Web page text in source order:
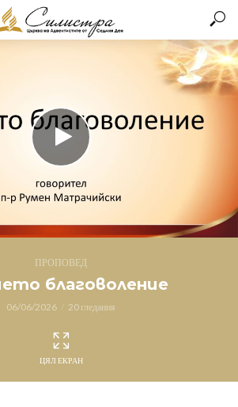
ПРОПОВЕД
благоволение
06/06/2026 20 гледания
ЦЯЛ ЕКРАН